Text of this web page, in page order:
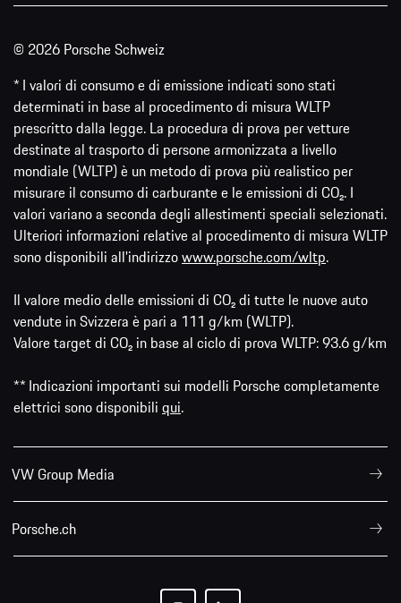
© 2026 Porsche Schweiz
* I valori di consumo e di emissione indicati sono stati
determinati in base al procedimento di misura WLTP
prescritto dalla legge. La procedura di prova per vetture
destinate al trasporto di persone armonizzata a livello
mondiale (WLTP) è un metodo di prova più realistico per
misurare il consumo di carburante e le emissioni di CO₂. I
valori variano a seconda degli allestimenti speciali selezionati.
Ulteriori informazioni relative al procedimento di misura WLTP
sono disponibili all'indirizzowww.porsche.com/wltp.
Il valore medio delle emissioni di CO₂ di tutte le nuove auto
vendute in Svizzera è pari a 111 g/km (WLTP).
Valore target di CO₂ in base al ciclo di prova WLTP: 93.6 g/km
** Indicazioni importanti sui modelli Porsche completamente
elettrici sono disponibili qui.
VW Group Media
Porsche.ch